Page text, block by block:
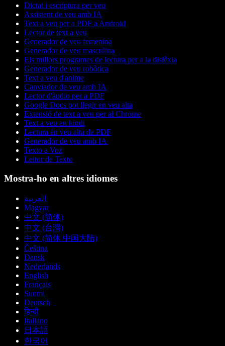
Dictat i escriptura per veu
Assistent de veu amb IA
Text a veu per a PDF a Android
Lector de text a veu
Generador de veu femenina
Generador de veu masculina
Els millors programes de lectura per a la dislèxia
Generador de veu robòtica
Text a veu d'anime
Canviador de veu amb IA
Lector d'àudio per a PDF
Google Docs pot llegir en veu alta
Extensió de text a veu per al Chrome
Text a veu en hindi
Lectura en veu alta de PDF
Generador de veu amb IA
Texto a Voz
Leitor de Texto
Mostra-ho en altres idiomes
العربية
Magyar
中文 (简体)
中文 (台灣)
中文 (简体 中国大陆)
Čeština
Dansk
Nederlands
English
Français
Suomi
Deutsch
हिन्दी
Italiano
日本語
한국어